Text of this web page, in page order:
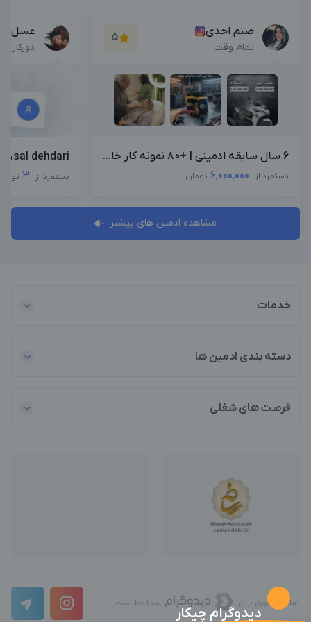
صنم احدی
تمام وقت
5
6 سال سابقه ادمینی | +۸۰ نمونه کار خا...
دستمزد از 6,000,000 تومان
عسل
دورکاری
Asal dehdari
دستمزد از 3
مشاهده ادمین های بیشتر
خدمات
دسته بندی ادمین ها
فرصت های شغلی
تمامی حقوق برای محفوظ است
دیدوگرام چیکار